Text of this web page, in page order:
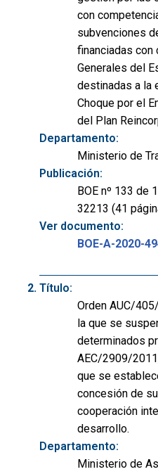
con
subvenciones
financiadas
Generales del
destinadas a la
Choque por el
del Plan
Departamento:
Ministerio de
Publicación:
BOE nº 133 de
32213 (41
Ver documento:
BOE-A-2020-
Título:
Orden AUC/
la que se
determinados
AEC/2909/
que se
concesión de
cooperación
desarrollo.
Departamento:
Ministerio de